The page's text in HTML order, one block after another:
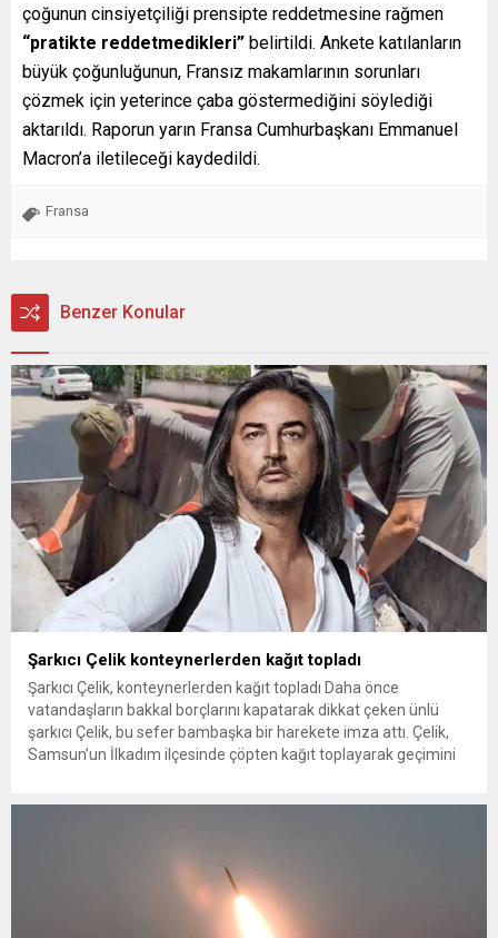
çoğunun cinsiyetçiliği prensipte reddetmesine rağmen
“pratikte reddetmedikleri” belirtildi. Ankete katılanların
büyük çoğunluğunun, Fransız makamlarının sorunları
çözmek için yeterince çaba göstermediğini söylediği
aktarıldı. Raporun yarın Fransa Cumhurbaşkanı Emmanuel
Macron’a iletileceği kaydedildi.
Fransa
Benzer Konular
Şarkıcı Çelik konteynerlerden kağıt topladı
Şarkıcı Çelik, konteynerlerden kağıt topladı Daha önce
vatandaşların bakkal borçlarını kapatarak dikkat çeken ünlü
şarkıcı Çelik, bu sefer bambaşka bir harekete imza attı. Çelik,
Samsun’un İlkadım ilçesinde çöpten kağıt toplayarak geçimini